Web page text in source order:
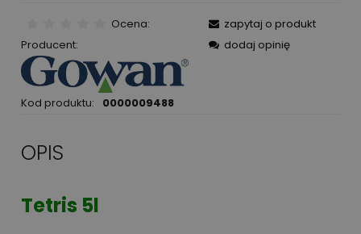
Ocena:
Producent:
Kod produktu: 0000009488
zapytaj o produkt
dodaj opinię
OPIS
Tetris 5l